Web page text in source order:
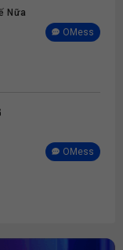
Nữa
OMess
OMess